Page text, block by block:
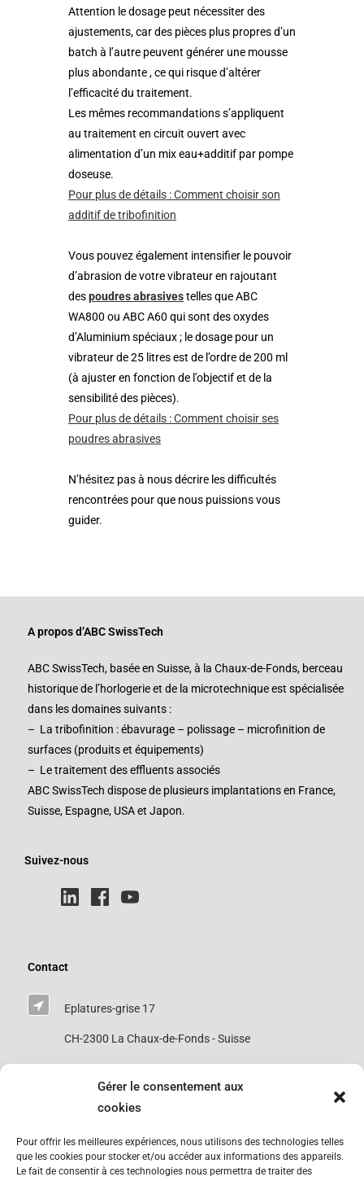
Gérer le consentement aux
cookies
Pour offrir les meilleures expériences, nous utilisons des technologies telles
que les cookies pour stocker et/ou accéder aux informations des appareils.
Le fait de consentir à ces technologies nous permettra de traiter des
Attention le dosage peut nécessiter des
ajustements, car des pièces plus propres d’un
batch à l’autre peuvent générer une mousse
plus abondante , ce qui risque d’altérer
l’efficacité du traitement.
Les mêmes recommandations s’appliquent
au traitement en circuit ouvert avec
alimentation d’un mix eau+additif par pompe
doseuse.
Pour plus de détails : Comment choisir son
additif de tribofinition
Vous pouvez également intensifier le pouvoir
d’abrasion de votre vibrateur en rajoutant
despoudres abrasivestelles que ABC
WA800 ou ABC A60 qui sont des oxydes
d’Aluminium spéciaux ; le dosage pour un
vibrateur de 25 litres est de l’ordre de 200 ml
(à ajuster en fonction de l’objectif et de la
sensibilité des pièces).
Pour plus de détails : Comment choisir ses
poudres abrasives
N’hésitez pas à nous décrire les difficultés
rencontrées pour que nous puissions vous
guider.
A propos d’ABC SwissTech
ABC SwissTech, basée en Suisse, à la Chaux-de-Fonds, berceau
historique de l’horlogerie et de la microtechnique est spécialisée
dans les domaines suivants :
– La tribofinition : ébavurage – polissage – microfinition de
surfaces (produits et équipements)
– Le traitement des effluents associés
ABC SwissTech dispose de plusieurs implantations en France,
Suisse, Espagne, USA et Japon.
Suivez-nous
Contact
Eplatures-grise 17
CH-2300 La Chaux-de-Fonds - Suisse
0041 76 693 8063